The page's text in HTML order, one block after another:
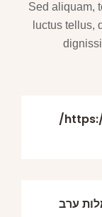
Sed aliquam,
luctus tellus,